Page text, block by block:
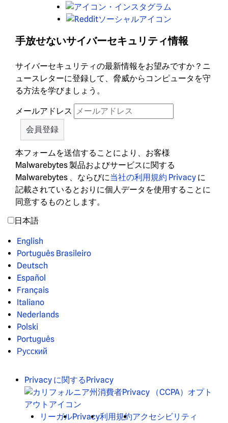
レ
ド
ィ
ッ
手放せないサイバーセキュリティ情報
サイバーセキュリティの最新情報をお望みですか？ニ
ュースレターに登録して、脅威からコンピュータを守
る方法を学びましょう。
メールアドレス
本フォームを送信することにより、お客様
Malwarebytes 製品およびサービスに関する
Malwarebytes 、ならびに当社の利用規約 Privacy に
記載されているとおりに個人データを使用することに
同意するものとします。
日本語
English
Português Brasileiro
Deutsch
Español
Français
Italiano
Nederlands
Polski
Português
Русский
Privacy に関するPrivacy
リーガルPrivacy利用規約アクセシビリティ